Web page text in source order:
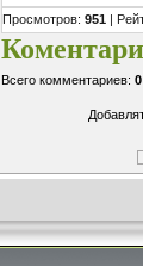
Просмотров: 951 |
Всего комментариев: 0